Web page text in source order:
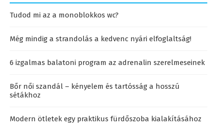
Tudod mi az a monoblokkos wc?
Még mindig a strandolás a kedvenc nyári elfoglaltság!
6 izgalmas balatoni program az adrenalin szerelmeseinek
Bőr női szandál – kényelem és tartósság a hosszú
sétákhoz
Modern ötletek egy praktikus fürdőszoba kialakításához